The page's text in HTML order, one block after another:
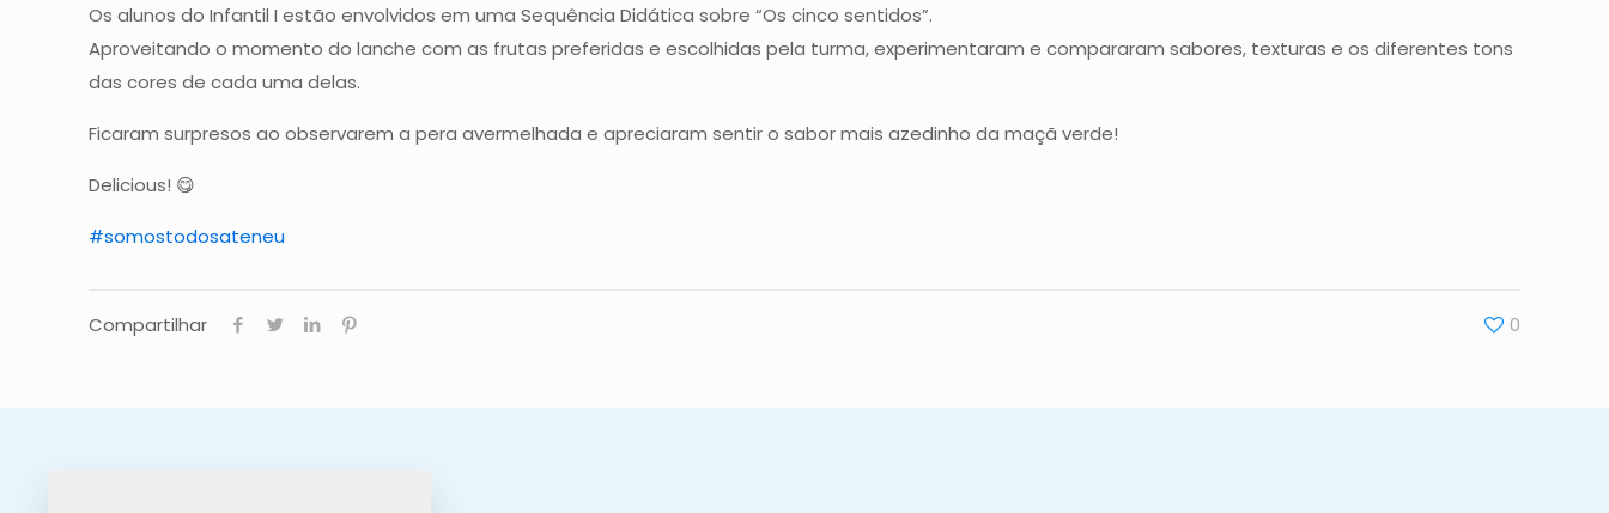
Os alunos do Infantil I estão envolvidos em uma Sequência Didática sobre “Os cinco sentidos”.
Aproveitando o momento do lanche com as frutas preferidas e escolhidas pela turma, experimentaram e compararam sabores, texturas e os diferentes tons
das cores de cada uma delas.
Ficaram surpresos ao observarem a pera avermelhada e apreciaram sentir o sabor mais azedinho da maçã verde!
Delicious! 😋
#somostodosateneu
Compartilhar 0